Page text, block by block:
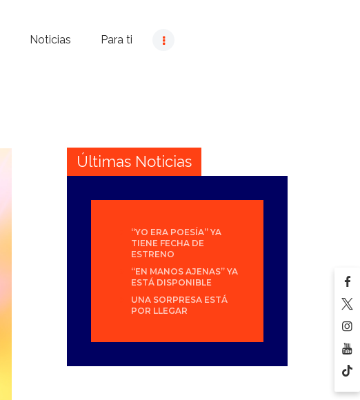
Noticias Para ti
Últimas Noticias
“YO ERA POESÍA” YA
TIENE FECHA DE
ESTRENO
“EN MANOS AJENAS” YA
ESTÁ DISPONIBLE
UNA SORPRESA ESTÁ
POR LLEGAR